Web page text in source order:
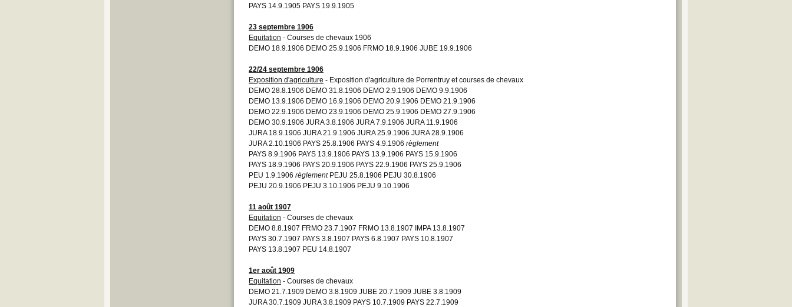
PAYS 14.9.1905 PAYS 19.9.1905
23 septembre 1906
Equitation - Courses de chevaux 1906
DEMO 18.9.1906 DEMO 25.9.1906 FRMO 18.9.1906 JUBE 19.9.1906
22/24 septembre 1906
Exposition d'agriculture - Exposition d'agriculture de Porrentruy et courses de chevaux
DEMO 28.8.1906 DEMO 31.8.1906 DEMO 2.9.1906 DEMO 9.9.1906
DEMO 13.9.1906 DEMO 16.9.1906 DEMO 20.9.1906 DEMO 21.9.1906
DEMO 22.9.1906 DEMO 23.9.1906 DEMO 25.9.1906 DEMO 27.9.1906
DEMO 30.9.1906 JURA 3.8.1906 JURA 7.9.1906 JURA 11.9.1906
JURA 18.9.1906 JURA 21.9.1906 JURA 25.9.1906 JURA 28.9.1906
JURA 2.10.1906 PAYS 25.8.1906 PAYS 4.9.1906 règlement
PAYS 8.9.1906 PAYS 13.9.1906 PAYS 13.9.1906 PAYS 15.9.1906
PAYS 18.9.1906 PAYS 20.9.1906 PAYS 22.9.1906 PAYS 25.9.1906
PEU 1.9.1906 règlementPEJU 25.8.1906 PEJU 30.8.1906
PEJU 20.9.1906 PEJU 3.10.1906 PEJU 9.10.1906
11 août 1907
Equitation - Courses de chevaux
DEMO 8.8.1907 FRMO 23.7.1907 FRMO 13.8.1907 IMPA 13.8.1907
PAYS 30.7.1907 PAYS 3.8.1907 PAYS 6.8.1907 PAYS 10.8.1907
PAYS 13.8.1907 PEU 14.8.1907
1er août 1909
Equitation - Courses de chevaux
DEMO 21.7.1909 DEMO 3.8.1909 JUBE 20.7.1909 JUBE 3.8.1909
JURA 30.7.1909 JURA 3.8.1909 PAYS 10.7.1909 PAYS 22.7.1909